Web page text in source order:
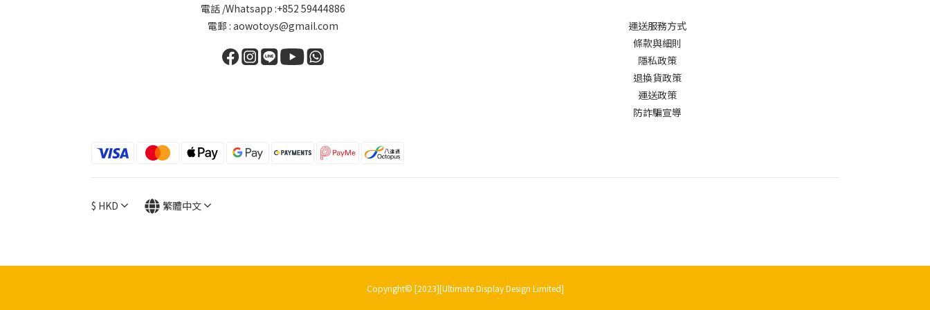
電話 /Whatsapp :+852 59444886
電郵 : aowotoys@gmail.com
運送服務方式
條款與細則
隱私政策
退換貨政策
運送政策
防詐騙宣導
$ HKD 繁體中文
Copyright© [2023][Ultimate Display Design Limited]